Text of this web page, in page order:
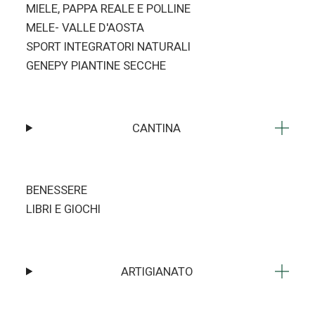
MIELE, PAPPA REALE E POLLINE
MELE- VALLE D'AOSTA
SPORT INTEGRATORI NATURALI
GENEPY PIANTINE SECCHE
CANTINA
BENESSERE
LIBRI E GIOCHI
ARTIGIANATO